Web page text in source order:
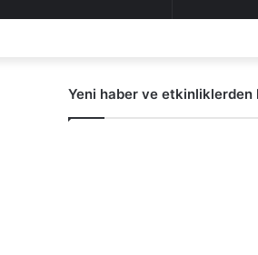
Yeni haber ve etkinliklerden